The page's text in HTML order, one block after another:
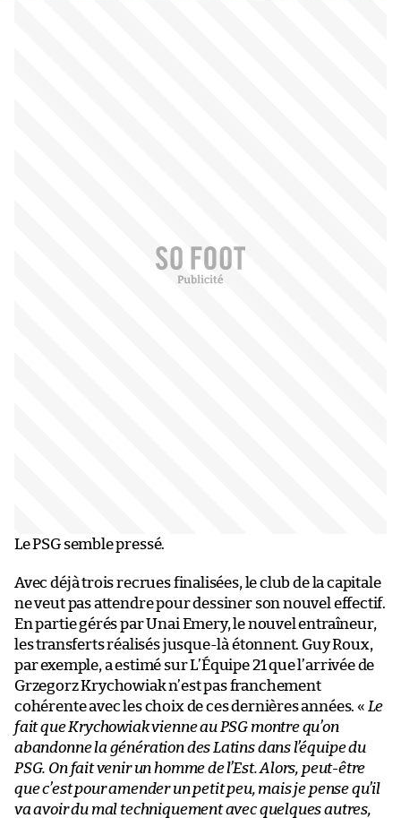
Le PSG semble pressé.
Avec déjà trois recrues finalisées, le club de la capitale
ne veut pas attendre pour dessiner son nouvel effectif.
En partie gérés par Unai Emery, le nouvel entraîneur,
les transferts réalisés jusque-là étonnent. Guy Roux,
par exemple, a estimé sur L’Équipe 21 que l’arrivée de
Grzegorz Krychowiak n’est pas franchement
cohérente avec les choix de ces dernières années. « Le
fait que Krychowiak vienne au PSG montre qu’on
abandonne la génération des Latins dans l’équipe du
PSG. On fait venir un homme de l’Est. Alors, peut-être
que c’est pour amender un petit peu, mais je pense qu’il
va avoir du mal techniquement avec quelques autres,